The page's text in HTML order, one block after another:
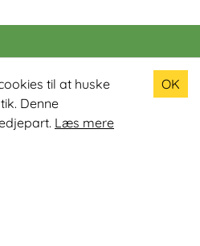
til at huske
Denne
Læs mere
OK